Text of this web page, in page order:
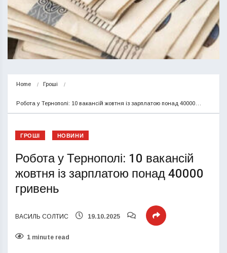
Home Гроші
Робота у Тернополі: 10 вакансій жовтня із зарплатою понад 40000…
ГРОШІ НОВИНИ
Робота у Тернополі: 10 вакансій
жовтня із зарплатою понад 40000
гривень
ВАСИЛЬ СОЛТИС 19.10.2025
1 minute read